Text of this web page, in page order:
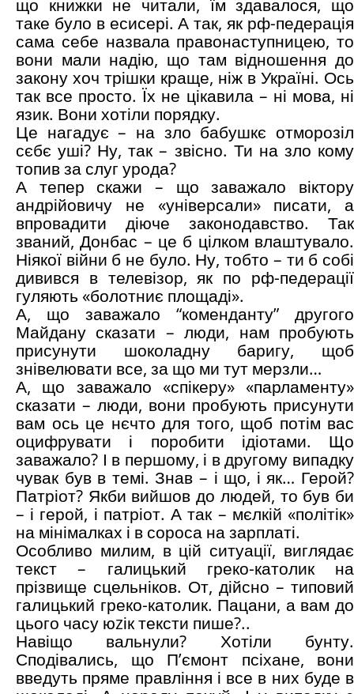
що книжки не читали, їм здавалося, що
таке було в есисері. А так, як рф-педерація
сама себе назвала правонаступницею, то
вони мали надію, що там відношення до
закону хоч трішки краще, ніж в Україні. Ось
так все просто. Їх не цікавила – ні мова, ні
язик. Вони хотіли порядку.
Це нагадує – на зло бабушкє отморозіл
сєбє уші? Ну, так – звісно. Ти на зло кому
топив за слуг урода?
А тепер скажи – що заважало віктору
андрійовичу не «універсали» писати, а
впровадити діюче законодавство. Так
званий, Донбас – це б цілком влаштувало.
Ніякої війни б не було. Ну, тобто – ти б собі
дивився в телевізор, як по рф-педерації
гуляють «болотниє площаді».
А, що заважало “коменданту” другого
Майдану сказати – люди, нам пробують
присунути шоколадну баригу, щоб
знівелювати все, за що ми тут мерзли…
А, що заважало «спікеру» «парламенту»
сказати – люди, вони пробують присунути
вам ось це нєчто для того, щоб потім вас
оцифрувати і поробити ідіотами. Що
заважало? І в першому, і в другому випадку
чувак був в темі. Знав – і що, і як… Герой?
Патріот? Якби вийшов до людей, то був би
– і герой, і патріот. А так – мєлкій «політік»
на мінімалках і в сороса на зарплаті.
Особливо милим, в цій ситуації, виглядає
текст – галицький греко-католик на
прізвище сцельніков. От, дійсно – типовий
галицький греко-католик. Пацани, а вам до
цього часу юzік тексти пише?..
Навіщо вальнули? Хотіли бунту.
Сподівались, що П’ємонт псіхане, вони
введуть пряме правління і все в них буде в